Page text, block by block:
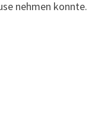
nehmen konnte.